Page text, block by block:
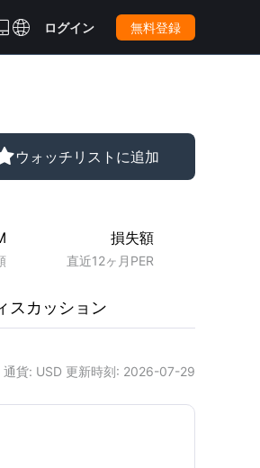
 ログイン 無料登録
ウォッチリストに追加
損失額
直近12ヶ月PER
スカッション
通貨: USD 更新時刻: 2026-07-29